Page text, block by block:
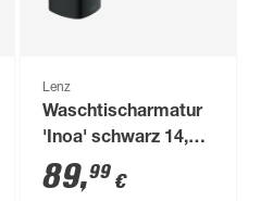
Lenz
Waschtischarmatur
'Inoa' schwarz 14,5
cm
89,99 €